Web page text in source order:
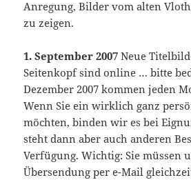
Anregung, Bilder vom alten
zu zeigen.
1. September 2007 Neue
Seitenkopf sind online … bitte
Dezember 2007 kommen jeden
Wenn Sie ein wirklich ganz
möchten, binden wir es bei
steht dann aber auch anderen
Verfügung. Wichtig: Sie müssen
Übersendung per e-Mail